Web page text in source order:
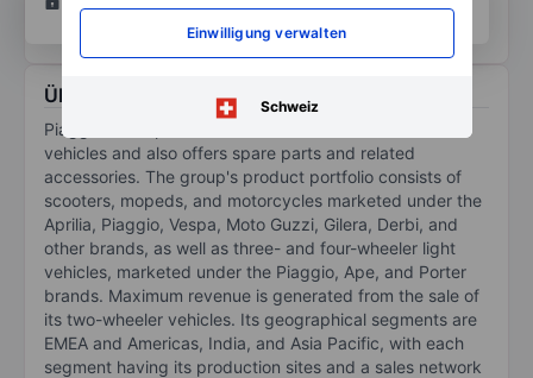
Einwilligung verwalten
Schweiz
und Analyse-Tools zu erhalten.
Über Piaggio & C
Piaggio & C. SpA is an Italian manufacturer of motor
vehicles and also offers spare parts and related
accessories. The group's product portfolio consists of
scooters, mopeds, and motorcycles marketed under the
Aprilia, Piaggio, Vespa, Moto Guzzi, Gilera, Derbi, and
other brands, as well as three- and four-wheeler light
vehicles, marketed under the Piaggio, Ape, and Porter
brands. Maximum revenue is generated from the sale of
its two-wheeler vehicles. Its geographical segments are
EMEA and Americas, India, and Asia Pacific, with each
segment having its production sites and a sales network